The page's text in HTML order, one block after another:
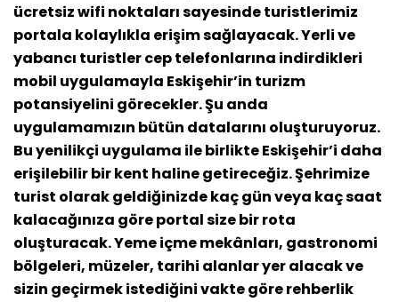
ücretsiz wifi noktaları sayesinde turistlerimiz
portala kolaylıkla erişim sağlayacak. Yerli ve
yabancı turistler cep telefonlarına indirdikleri
mobil uygulamayla Eskişehir’in turizm
potansiyelini görecekler. Şu anda
uygulamamızın bütün datalarını oluşturuyoruz.
Bu yenilikçi uygulama ile birlikte Eskişehir’i daha
erişilebilir bir kent haline getireceğiz. Şehrimize
turist olarak geldiğinizde kaç gün veya kaç saat
kalacağınıza göre portal size bir rota
oluşturacak. Yeme içme mekânları, gastronomi
bölgeleri, müzeler, tarihi alanlar yer alacak ve
sizin geçirmek istediğini vakte göre rehberlik